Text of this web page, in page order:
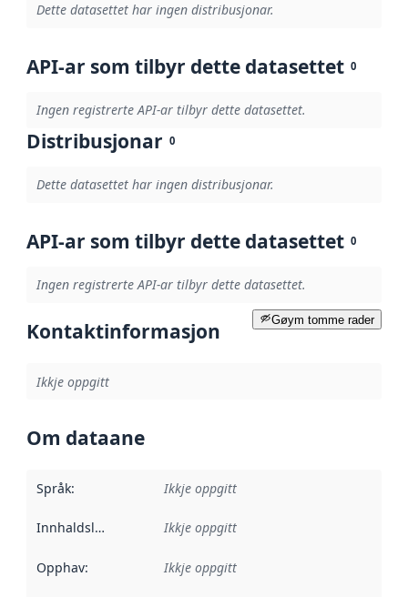
Dette datasettet har ingen distribusjonar.
API-ar som tilbyr dette datasettet 0
Ingen registrerte API-ar tilbyr dette datasettet.
Distribusjonar 0
Dette datasettet har ingen distribusjonar.
API-ar som tilbyr dette datasettet 0
Ingen registrerte API-ar tilbyr dette datasettet.
Gøym tomme rader
Kontaktinformasjon
Ikkje oppgitt
Om dataane
Språk: Ikkje oppgitt
Innhaldsleverandørar :
Ikkje oppgitt
Opphav: Ikkje oppgitt